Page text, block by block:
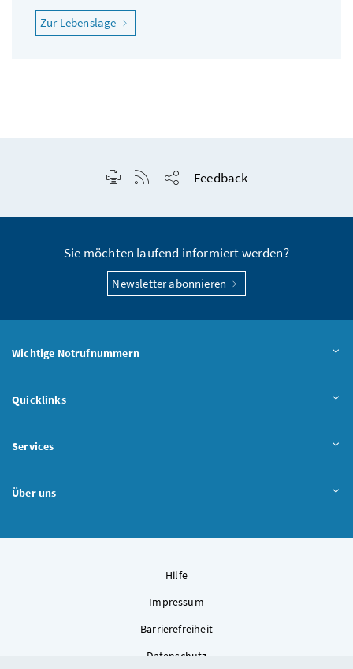
Zur Lebenslage "Ich fühle mich krank"
Seite drucken
RSS-Feed anzeigen
Feedback
Sie möchten laufend informiert werden?
Newsletter abonnieren
Wichtige Notrufnummern
Quicklinks
Services
Über uns
Hilfe
Impressum
Barrierefreiheit
Datenschutz